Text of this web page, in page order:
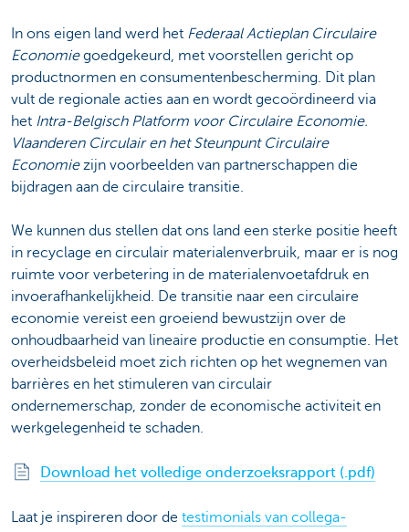
In ons eigen land werd het Federaal Actieplan Circulaire
Economie goedgekeurd, met voorstellen gericht op
productnormen en consumentenbescherming. Dit plan
vult de regionale acties aan en wordt gecoördineerd via
het Intra-Belgisch Platform voor Circulaire Economie.
Vlaanderen Circulair en het Steunpunt Circulaire
Economiezijn voorbeelden van partnerschappen die
bijdragen aan de circulaire transitie.
We kunnen dus stellen dat ons land een sterke positie heeft
in recyclage en circulair materialenverbruik, maar er is nog
ruimte voor verbetering in de materialenvoetafdruk en
invoerafhankelijkheid. De transitie naar een circulaire
economie vereist een groeiend bewustzijn over de
onhoudbaarheid van lineaire productie en consumptie. Het
overheidsbeleid moet zich richten op het wegnemen van
barrières en het stimuleren van circulair
ondernemerschap, zonder de economische activiteit en
werkgelegenheid te schaden.
Download het volledige onderzoeksrapport (.pdf)
Laat je inspireren door de testimonials van collega-